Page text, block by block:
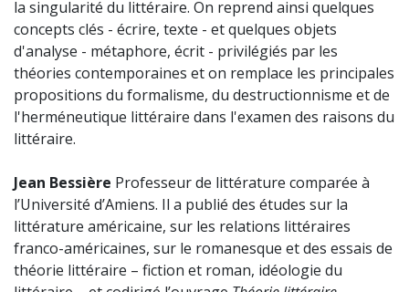
la singularité du littéraire. On reprend ainsi quelques
concepts clés - écrire, texte - et quelques objets
d'analyse - métaphore, écrit - privilégiés par les
théories contemporaines et on remplace les principales
propositions du formalisme, du destructionnisme et de
l'herméneutique littéraire dans l'examen des raisons du
littéraire.
Jean Bessière Professeur de littérature comparée à
l’Université d’Amiens. Il a publié des études sur la
littérature américaine, sur les relations littéraires
franco-américaines, sur le romanesque et des essais de
théorie littéraire – fiction et roman, idéologie du